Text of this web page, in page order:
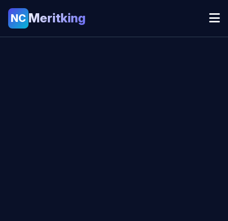
NC Meritking